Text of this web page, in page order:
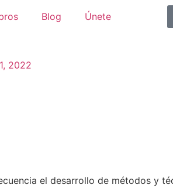
Blog Únete
2022
el desarrollo de métodos y